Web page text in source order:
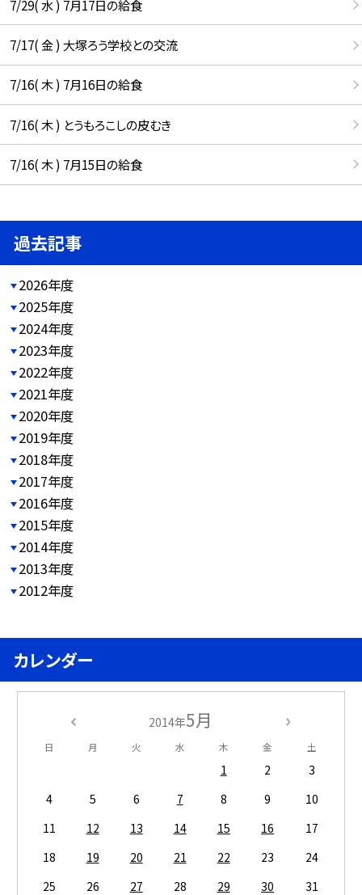
7/29( 水 ) 7月17日の給食
7/17( 金 ) 大塚ろう学校との交流
7/16( 木 ) 7月16日の給食
7/16( 木 ) とうもろこしの皮むき
7/16( 木 ) 7月15日の給食
過去記事
2026年度
2025年度
2024年度
2023年度
2022年度
2021年度
2020年度
2019年度
2018年度
2017年度
2016年度
2015年度
2014年度
2013年度
2012年度
カレンダー
2014年5月
日 月 火 水 木 金 土
1 2
3
4
5 6 7 8 9
10
11
12 13 14 15 16
17
18
19 20 21 22 23
24
25
26 27 28 29 30 31